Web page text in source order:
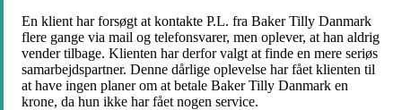
En klient har forsøgt at kontakte P.L. fra Baker Tilly Danmark
flere gange via mail og telefonsvarer, men oplever, at han aldrig
vender tilbage. Klienten har derfor valgt at finde en mere seriøs
samarbejdspartner. Denne dårlige oplevelse har fået klienten til
at have ingen planer om at betale Baker Tilly Danmark en
krone, da hun ikke har fået nogen service.